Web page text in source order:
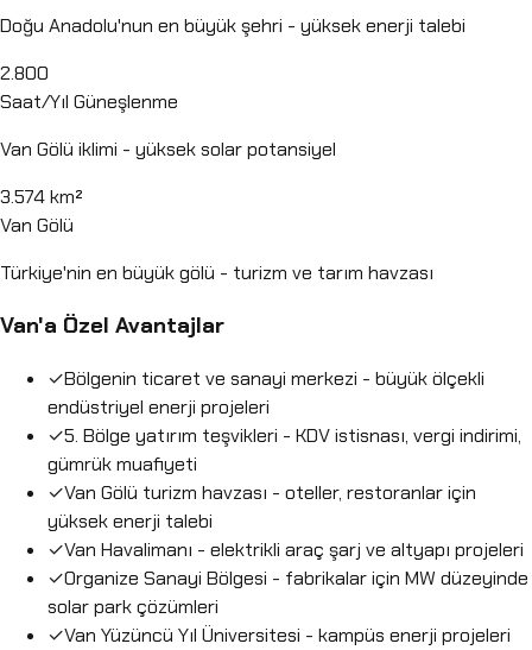
Doğu Anadolu'nun en büyük şehri - yüksek enerji talebi
2.800
Saat/Yıl Güneşlenme
Van Gölü iklimi - yüksek solar potansiyel
3.574 km²
Van Gölü
Türkiye'nin en büyük gölü - turizm ve tarım havzası
Van'a Özel Avantajlar
✓Bölgenin ticaret ve sanayi merkezi - büyük ölçekli
endüstriyel enerji projeleri
✓5. Bölge yatırım teşvikleri - KDV istisnası, vergi indirimi,
gümrük muafiyeti
✓Van Gölü turizm havzası - oteller, restoranlar için
yüksek enerji talebi
✓Van Havalimanı - elektrikli araç şarj ve altyapı projeleri
✓Organize Sanayi Bölgesi - fabrikalar için MW düzeyinde
solar park çözümleri
✓Van Yüzüncü Yıl Üniversitesi - kampüs enerji projeleri